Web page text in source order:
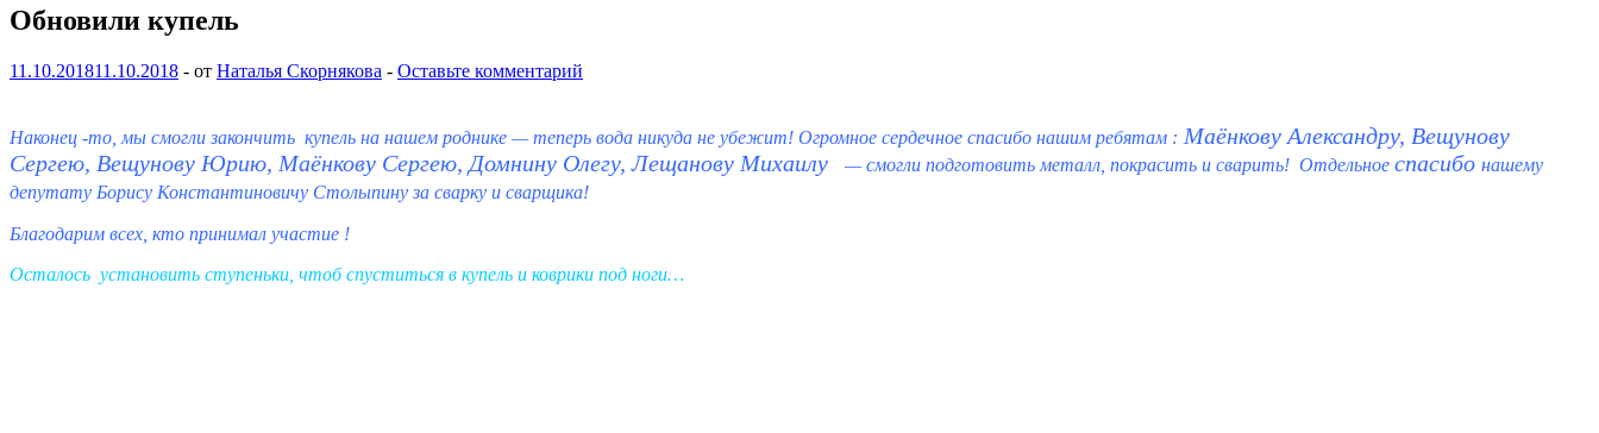
Обновили купель
11.10.201811.10.2018 - от Наталья Скорнякова - Оставьте комментарий
Наконец -то, мы смогли закончить купель на нашем роднике — теперь вода никуда не убежит! Огромное сердечное спасибо нашим ребятам : Маёнкову Александру, Вещунову
Сергею, Вещунову Юрию, Маёнкову Сергею, Домнину Олегу,Лещанову Михаилу — смогли подготовить металл, покрасить и сварить! Отдельное спасибо нашему
депутату Борису Константиновичу Столыпину за сварку и сварщика!
Благодарим всех, кто принимал участие !
Осталось установить ступеньки, чтоб спуститься в купель и коврики под ноги…